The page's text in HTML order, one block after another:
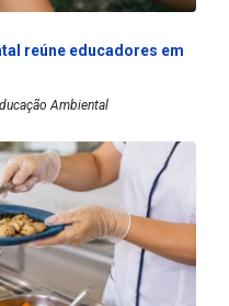
reúne educadores em
Ambiental